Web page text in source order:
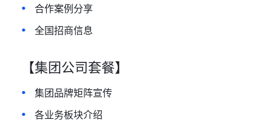
• 合作案例分享
• 全国招商信息
【集团公司套餐】
•
集团品牌矩阵宣传
• 各业务板块介绍